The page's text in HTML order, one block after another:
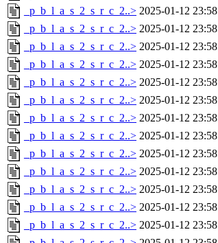
_p_b_l_a_s_2_s_r_c_2..> 2025-01-12 23:58
_p_b_l_a_s_2_s_r_c_2..> 2025-01-12 23:58
_p_b_l_a_s_2_s_r_c_2..> 2025-01-12 23:58
_p_b_l_a_s_2_s_r_c_2..> 2025-01-12 23:58
_p_b_l_a_s_2_s_r_c_2..> 2025-01-12 23:58
_p_b_l_a_s_2_s_r_c_2..> 2025-01-12 23:58
_p_b_l_a_s_2_s_r_c_2..> 2025-01-12 23:58
_p_b_l_a_s_2_s_r_c_2..> 2025-01-12 23:58
_p_b_l_a_s_2_s_r_c_2..> 2025-01-12 23:58
_p_b_l_a_s_2_s_r_c_2..> 2025-01-12 23:58
_p_b_l_a_s_2_s_r_c_2..> 2025-01-12 23:58
_p_b_l_a_s_2_s_r_c_2..> 2025-01-12 23:58
_p_b_l_a_s_2_s_r_c_2..> 2025-01-12 23:58